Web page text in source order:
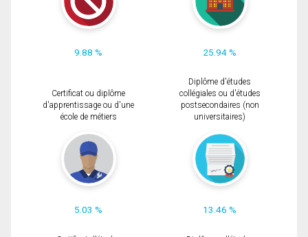
9.88 % 25.94 %
Certificat ou diplôme
d'apprentissage ou d'une
école de métiers
5.03 %
Diplôme d'études
collégiales ou d'études
postsecondaires (non
universitaires)
13.46 %